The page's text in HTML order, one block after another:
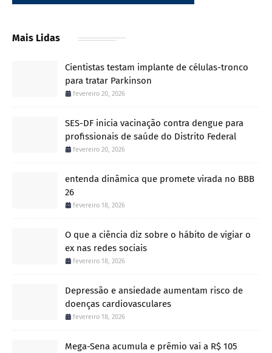
Mais Lidas
Cientistas testam implante de células-tronco
para tratar Parkinson
fevereiro 20, 2026
SES-DF inicia vacinação contra dengue para
profissionais de saúde do Distrito Federal
fevereiro 20, 2026
entenda dinâmica que promete virada no BBB
26
fevereiro 18, 2026
O que a ciência diz sobre o hábito de vigiar o
ex nas redes sociais
fevereiro 18, 2026
Depressão e ansiedade aumentam risco de
doenças cardiovasculares
fevereiro 18, 2026
Mega-Sena acumula e prêmio vai a R$ 105